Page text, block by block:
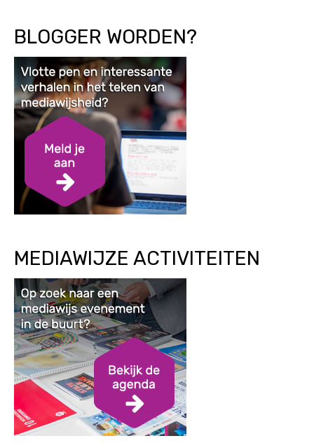
BLOGGER WORDEN?
MEDIAWIJZE ACTIVITEITEN